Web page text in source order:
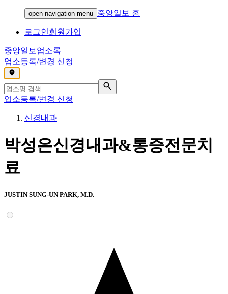
open navigation menu 중앙일보 홈
로그인회원가입
중앙일보 업소록
업소등록/변경 신청
,
업소등록/변경 신청
신경내과
박성은신경내과&통증전문치
료
JUSTIN SUNG-UN PARK, M.D.